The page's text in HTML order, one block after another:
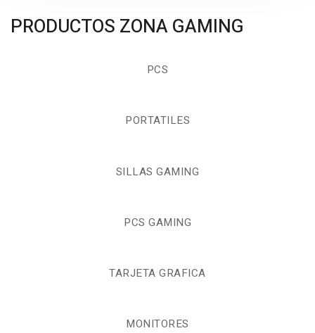
PRODUCTOS ZONA GAMING
PCS
PORTATILES
SILLAS GAMING
PCS GAMING
TARJETA GRAFICA
MONITORES